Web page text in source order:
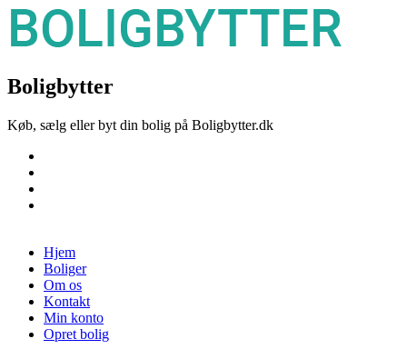
Boligbytter
Køb, sælg eller byt din bolig på Boligbytter.dk
Hjem
Boliger
Om os
Kontakt
Min konto
Opret bolig